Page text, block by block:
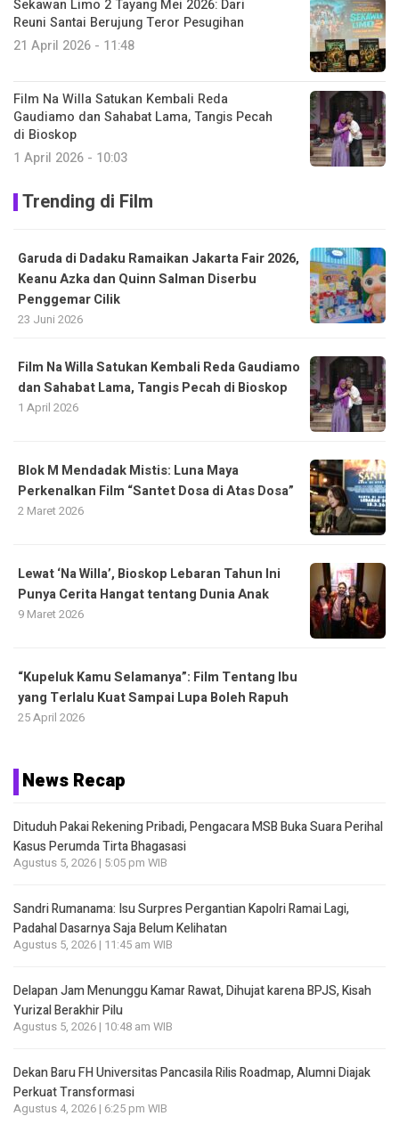
Sekawan Limo 2 Tayang Mei 2026: Dari
Reuni Santai Berujung Teror Pesugihan
21 April 2026 - 11:48
Film Na Willa Satukan Kembali Reda
Gaudiamo dan Sahabat Lama, Tangis Pecah
di Bioskop
1 April 2026 - 10:03
Trending di Film
Garuda di Dadaku Ramaikan Jakarta Fair 2026,
Keanu Azka dan Quinn Salman Diserbu
Penggemar Cilik
23 Juni 2026
Film Na Willa Satukan Kembali Reda Gaudiamo
dan Sahabat Lama, Tangis Pecah di Bioskop
1 April 2026
Blok M Mendadak Mistis: Luna Maya
Perkenalkan Film “Santet Dosa di Atas Dosa”
2 Maret 2026
Lewat ‘Na Willa’, Bioskop Lebaran Tahun Ini
Punya Cerita Hangat tentang Dunia Anak
9 Maret 2026
“Kupeluk Kamu Selamanya”: Film Tentang Ibu
yang Terlalu Kuat Sampai Lupa Boleh Rapuh
25 April 2026
News Recap
Dituduh Pakai Rekening Pribadi, Pengacara MSB Buka Suara Perihal
Kasus Perumda Tirta Bhagasasi
Agustus 5, 2026 | 5:05 pm WIB
Sandri Rumanama: Isu Surpres Pergantian Kapolri Ramai Lagi,
Padahal Dasarnya Saja Belum Kelihatan
Agustus 5, 2026 | 11:45 am WIB
Delapan Jam Menunggu Kamar Rawat, Dihujat karena BPJS, Kisah
Yurizal Berakhir Pilu
Agustus 5, 2026 | 10:48 am WIB
Dekan Baru FH Universitas Pancasila Rilis Roadmap, Alumni Diajak
Perkuat Transformasi
Agustus 4, 2026 | 6:25 pm WIB